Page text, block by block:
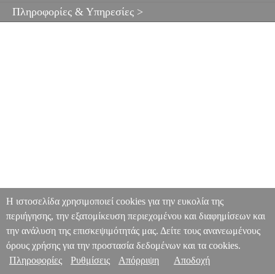
Πληροφορίες & Υπηρεσίες >
Η ιστοσελίδα χρησιμοποιεί cookies για την ευκολία της
περιήγησης, την εξατομίκευση περιεχομένου και διαφημίσεων και
την ανάλυση της επισκεψιμότητάς μας. Δείτε τους ανανεωμένους
όρους χρήσης για την προστασία δεδομένων και τα cookies.
Πληροφορίες
Ρυθμίσεις Απόρριψη Αποδοχή